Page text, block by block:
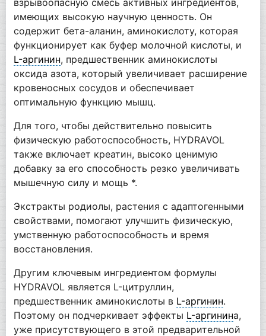
имеющих высокую научную ценность. Он
содержит бета-аланин, аминокислоту, которая
функционирует как буфер молочной кислоты, и
L-аргинин, предшественник аминокислоты
оксида азота, который увеличивает расширение
кровеносных сосудов и обеспечивает
оптимальную функцию мышц.
Для того, чтобы действительно повысить
физическую работоспособность, HYDRAVOL
также включает креатин, высоко ценимую
добавку за его способность резко увеличивать
мышечную силу и мощь *.
Экстракты родиолы, растения с адаптогенными
свойствами, помогают улучшить физическую,
умственную работоспособность и время
восстановления.
Другим ключевым ингредиентом формулы
HYDRAVOL является L-цитруллин,
предшественник аминокислоты в L-аргинин.
Поэтому он подчеркивает эффекты L-аргинина,
уже присутствующего в этой предварительной